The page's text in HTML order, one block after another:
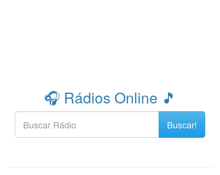
🎧 Rádios Online 🎵
Buscar!